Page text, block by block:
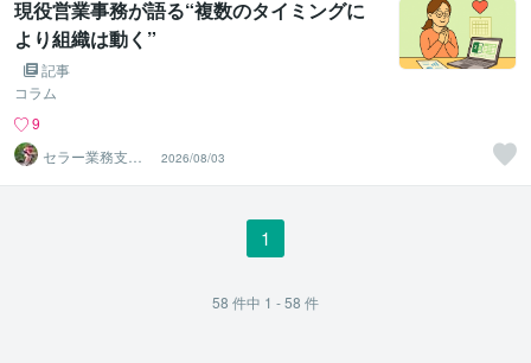
現役営業事務が語る“複数のタイミングに
より組織は動く”
記事
コラム
9
セラー業務支援
室
2026/08/03
1
58 件中 1 - 58 件